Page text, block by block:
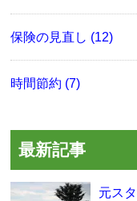
保険の見直し (12)
時間節約 (7)
最新記事
元ス